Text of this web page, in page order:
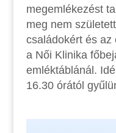
megemlékezést
meg nem
családokért és az
a Női Klinika
emléktáblánál.
16.30 órától